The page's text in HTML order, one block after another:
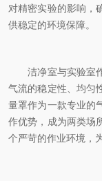
对精密实验的影响，
供稳定的环境保障。
洁净室与实验室作
气流的稳定性、均匀
量罩作为一款专业的
作优势，成为两类场
个严苛的作业环境，